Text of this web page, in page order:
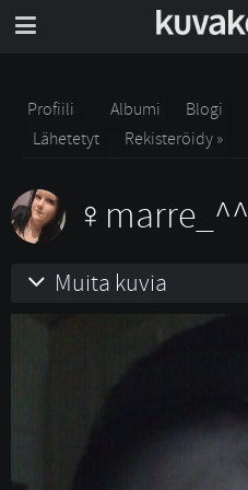
Profiili Albumi Blogi
Lähetetyt
Rekisteröidy »
marre_^^
Muita kuvia